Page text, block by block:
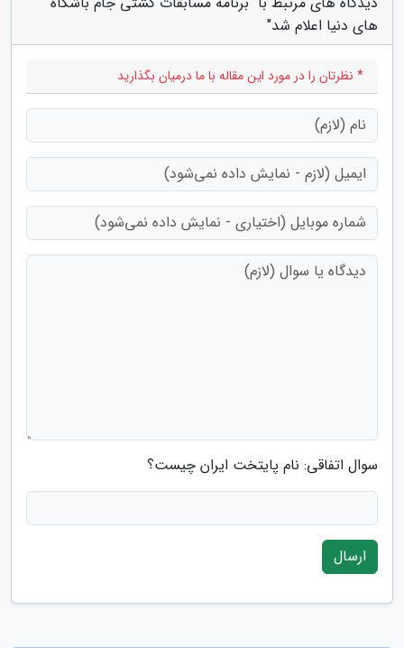
های دنیا اعلام شد"
* نظرتان را در مورد این مقاله با ما درمیان بگذارید
سوال اتفاقی: نام پایتخت ایران چیست؟
ارسال